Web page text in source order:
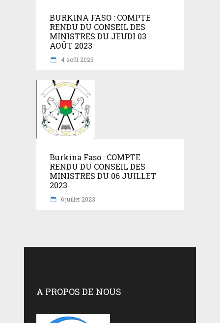
BURKINA FASO : COMPTE
RENDU DU CONSEIL DES
MINISTRES DU JEUDI 03
AOÛT 2023
4 août 2023
Burkina Faso : COMPTE
RENDU DU CONSEIL DES
MINISTRES DU 06 JUILLET
2023
6 juillet 2023
A PROPOS DE NOUS